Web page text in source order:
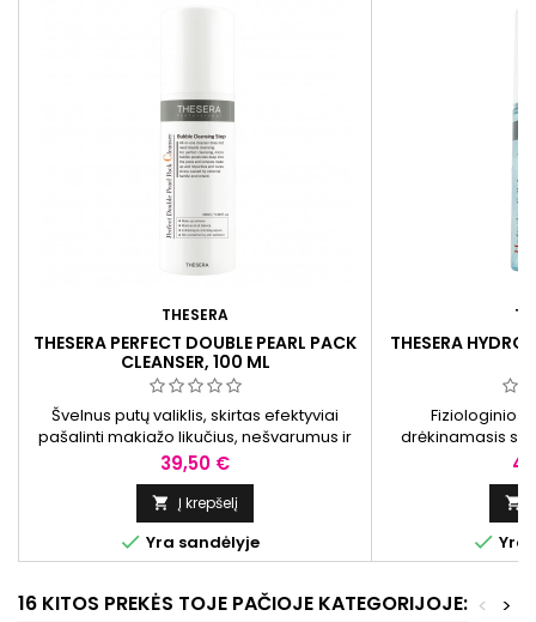
THESERA
THESERA PERFECT DOUBLE PEARL PACK
CLEANSER, 100 ML
Švelnus putų valiklis, skirtas efektyviai
pašalinti makiažo likučius, nešvarumus ir
riebalų perteklių. Šis daugiafunkcis valiklis
padeda kruopščiai nuvalyti odą,
suteikdamas jai gaivumo pojūtį.
Kaina
39,50 €
 Į krepšelį
 Yra sandėlyje
THESERA
Fiziologinio
drėkinamasis
palaikyti odos

 Yra
16 KITOS PREKĖS TOJE PAČIOJE KATEGORIJOJE: >
<